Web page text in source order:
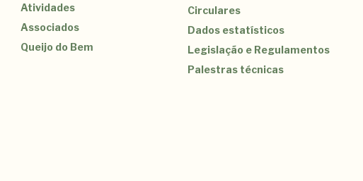
Atividades
Associados
Queijo do Bem
Circulares
Dados estatísticos
Legislação e Regulamentos
Palestras técnicas